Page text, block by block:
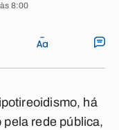
8:00
há
rede pública,